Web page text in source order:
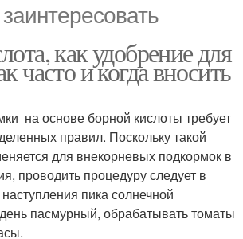
как удобрение для
часто и когда вносить
на основе борной кислоты требует
правил. Поскольку такой
для внекорневых подкормок в
проводить процедуру следует в
пика солнечной
пасмурный, обрабатывать томаты